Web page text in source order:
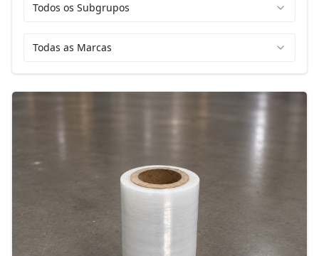
Todos os Subgrupos
Todas as Marcas